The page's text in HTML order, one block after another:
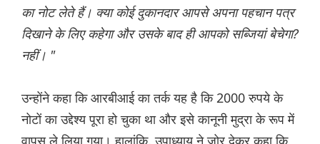
का नोट लेते हैं। क्या कोई दुकानदार आपसे अपना पहचान पत्र
दिखाने के लिए कहेगा और उसके बाद ही आपको सब्जियां बेचेगा?
नहीं। "
उन्होंने कहा कि आरबीआई का तर्क यह है कि 2000 रुपये के
नोटों का उद्देश्य पूरा हो चुका था और इसे कानूनी मुद्रा के रूप में